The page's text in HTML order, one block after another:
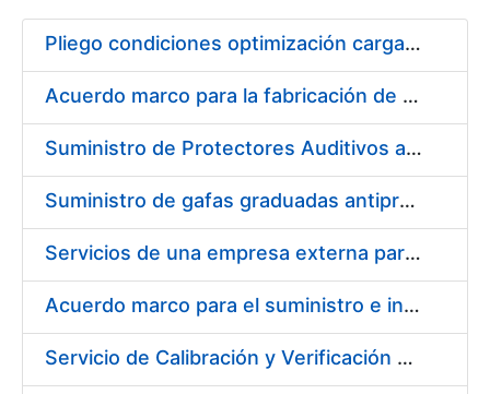
Erakutsi/Ezkutatu
Pliego condiciones optimización cargas compras firmado
Acuerdo marco para la fabricación de piezas
Suministro de Protectores Auditivos a medida para las personas trabajadoras de los Centros de Trabajo de Madrid y Burgos
Suministro de gafas graduadas antiproyecciones para los trabajadores de la FNMT-RCM en los centros de trabajo de Madrid y Burgos
Servicios de una empresa externa para el asesoramiento y resolución de los recursos de alzada que se presentan relacionados con procesos de selección para la FNMT-RCM
Acuerdo marco para el suministro e instalación de persianas, estores y otros complementos
Servicio de Calibración y Verificación Externa de los Equipos de Medición del Servicio de Prevención de la FNMT-RCM